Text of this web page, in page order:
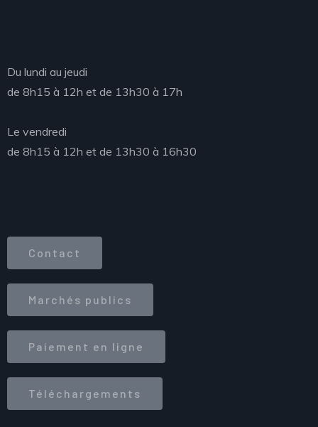
Du lundi au jeudi
de 8h15 à 12h et de 13h30 à 17h
Le vendredi
de 8h15 à 12h et de 13h30 à 16h30
Contact
Marchés publics
Paiement en ligne
Téléchargements